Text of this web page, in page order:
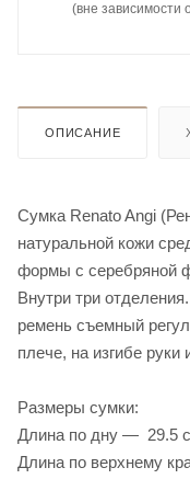
(вне зависимости
ОПИСАНИЕ
Cумка Renato Angi
натуральной кожи
формы с серебряной
Внутри три
ремень съемный
плече, на изгибе руки
Размеры сумки:
Длина по дну — 29.5
Длина по верхнему